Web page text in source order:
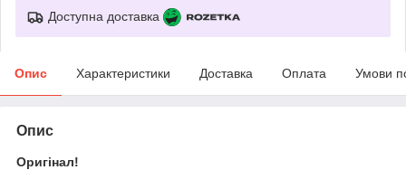
Доступна доставка
Опис Характеристики Доставка Оплата Умови
Опис
Оригінал!